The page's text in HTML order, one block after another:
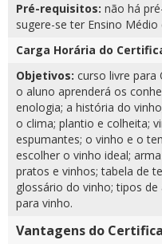
Pré-requisitos: não há
sugere-se ter Ensino
Carga Horária do
Objetivos: curso livre para
o aluno aprenderá os
enologia; a história do
o clima; plantio e colheita;
espumantes; o vinho e o
escolher o vinho ideal;
pratos e vinhos; tabela de
glossário do vinho; tipos
para vinho.
Vantagens do